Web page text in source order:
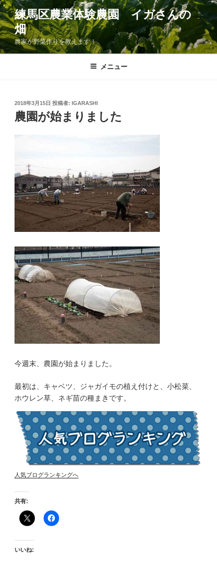
コ
ン
テ
ン
ツ
練馬区農業体験農園 イガさんの
畑
農家が野菜作りを教えます！
メニュー
投
稿
日:
2018年3月15日 投稿者: IGARASHI
農園が始まりました
今週末、農園が始まりました。
最初は、キャベツ、ジャガイモの植え付けと、小松菜、
ホウレン草、ネギ苗の種まきです。
人気ブログランキングへ
共有:
いいね: